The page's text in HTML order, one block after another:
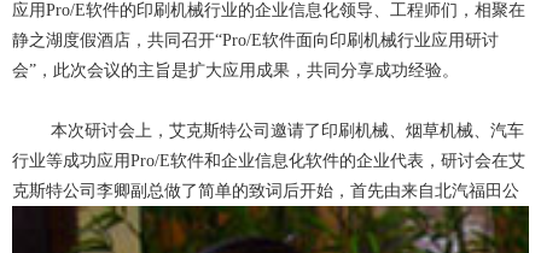
应用Pro/E软件的印刷机械行业的企业信息化领导、工程师们，相聚在
静之湖度假酒店，共同召开“Pro/E软件面向印刷机械行业应用研讨
会”，此次会议的主旨是扩大应用成果，共同分享成功经验。
本次研讨会上，艾克斯特公司邀请了印刷机械、烟草机械、汽车
行业等成功应用Pro/E软件和企业信息化软件的企业代表，研讨会在艾
克斯特公司李卿副总做了简单的致词后开始， 首先由来自北汽福田公